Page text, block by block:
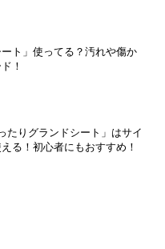
ート」使ってる？汚れや傷か
！
たりグランドシート」はサイ
る！初心者にもおすすめ！